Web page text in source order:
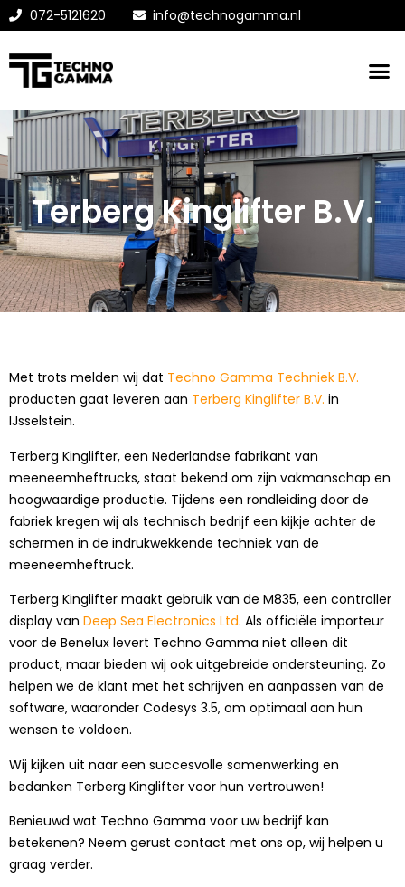
072-5121620 info@technogamma.nl
Terberg Kinglifter B.V.
Met trots melden wij dat Techno Gamma Techniek B.V.
producten gaat leveren aan Terberg Kinglifter B.V. in
IJsselstein.
Terberg Kinglifter, een Nederlandse fabrikant van
meeneemheftrucks, staat bekend om zijn vakmanschap en
hoogwaardige productie. Tijdens een rondleiding door de
fabriek kregen wij als technisch bedrijf een kijkje achter de
schermen in de indrukwekkende techniek van de
meeneemheftruck.
Terberg Kinglifter maakt gebruik van de M835, een controller
display van Deep Sea Electronics Ltd. Als officiële importeur
voor de Benelux levert Techno Gamma niet alleen dit
product, maar bieden wij ook uitgebreide ondersteuning. Zo
helpen we de klant met het schrijven en aanpassen van de
software, waaronder Codesys 3.5, om optimaal aan hun
wensen te voldoen.
Wij kijken uit naar een succesvolle samenwerking en
bedanken Terberg Kinglifter voor hun vertrouwen!
Benieuwd wat Techno Gamma voor uw bedrijf kan
betekenen? Neem gerust contact met ons op, wij helpen u
graag verder.